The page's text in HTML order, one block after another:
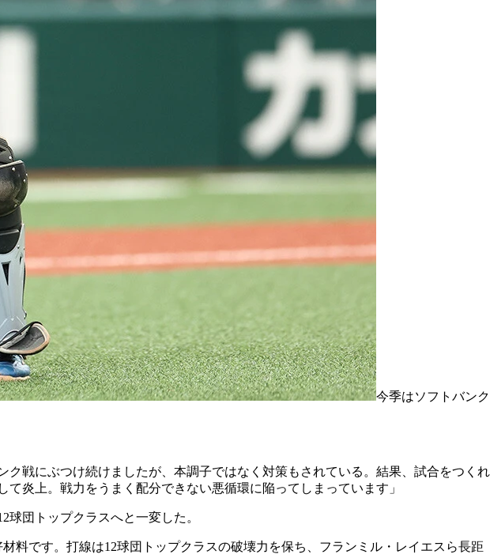
今季はソフトバンク
戦にぶつけ続けましたが、本調子ではなく対策もされている。結果、試合をつくれ
炎上。戦力をうまく配分できない悪循環に陥ってしまっています」
団トップクラスへと一変した。
料です。打線は12球団トップクラスの破壊力を保ち、フランミル・レイエスら長距